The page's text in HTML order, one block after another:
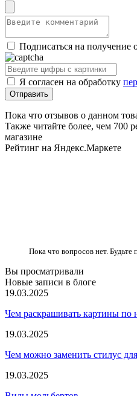
Подписаться на получение
Я согласен на обработку
Пока что отзывов о данном
Также читайте более, чем 700
магазине
Рейтинг на Яндекс.Маркете
Пока что вопросов нет. Будьте
Вы просматривали
Новые записи в блоге
19.03.2025
Чем раскрашивать картины по
19.03.2025
Чем можно заменить стилус
19.03.2025